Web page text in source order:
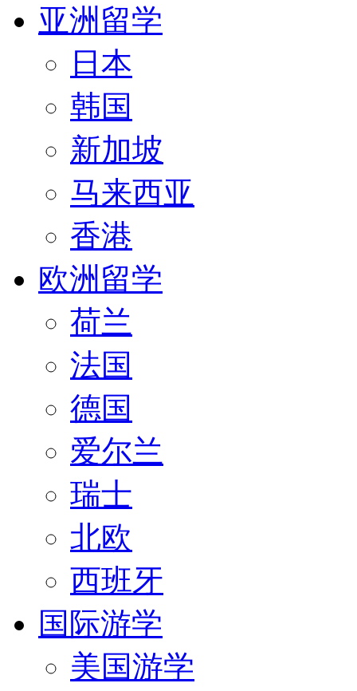
亚洲留学
日本
韩国
新加坡
马来西亚
香港
欧洲留学
荷兰
法国
德国
爱尔兰
瑞士
北欧
西班牙
国际游学
美国游学